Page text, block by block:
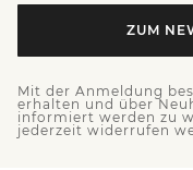
ZUM
Mit der Anmeldung
erhalten und über
informiert werden zu
jederzeit widerrufen